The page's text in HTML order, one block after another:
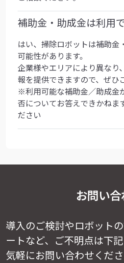
補助金・助成金は利用
はい、掃除ロボットは補助金
可能性があります。
企業様やエリアにより異なり
報を提供できますので、ぜひ
※利用可能な補助金／助成金
否についてお答えできかねま
ださい
お問い
導入のご検討やロボット
ートなど、 ご不明点は下
気軽にお問い合わせくださ